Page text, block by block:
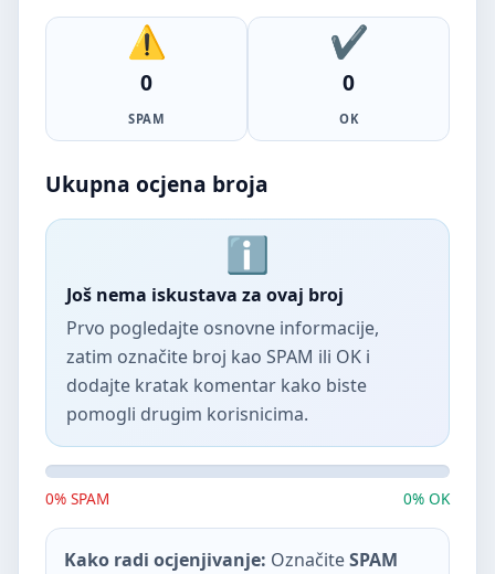
0
SPAM
0
OK
Ukupna ocjena broja
Još nema iskustava za ovaj broj
Prvo pogledajte osnovne informacije,
zatim označite broj kao SPAM ili OK i
dodajte kratak komentar kako biste
pomogli drugim korisnicima.
0% SPAM 0% OK
Kako radi ocjenjivanje: OznačiteSPAM